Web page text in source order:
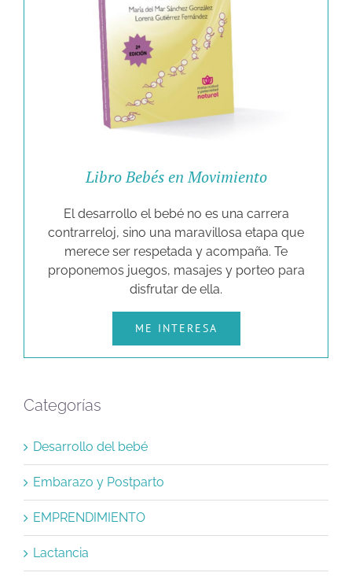
Libro Bebés en Movimiento
El desarrollo el bebé no es una carrera
contrarreloj, sino una maravillosa etapa que
merece ser respetada y acompaña. Te
proponemos juegos, masajes y porteo para
disfrutar de ella.
ME INTERESA
Categorías
Desarrollo del bebé
Embarazo y Postparto
EMPRENDIMIENTO
Lactancia